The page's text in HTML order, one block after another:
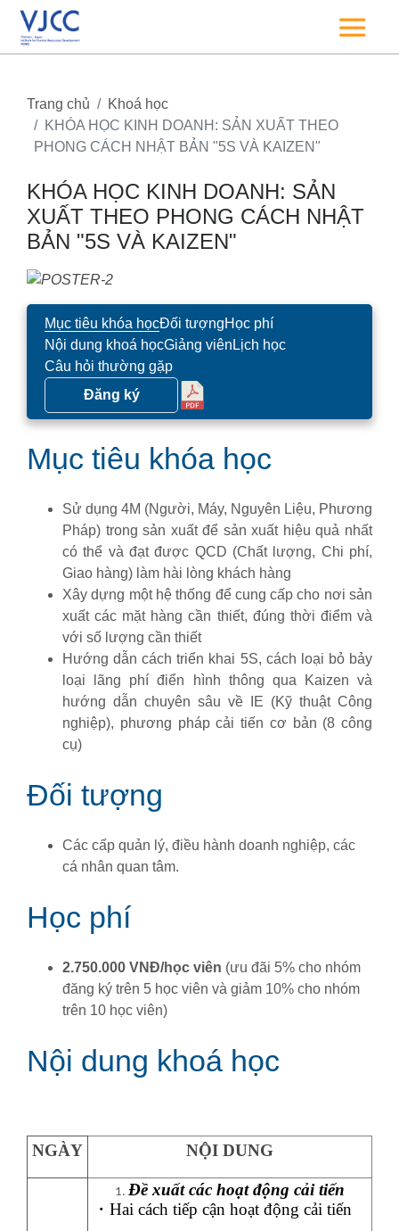
Trang chủ
Khoá học
KHÓA HỌC KINH DOANH: SẢN XUẤT THEO
PHONG CÁCH NHẬT BẢN "5S VÀ KAIZEN"
KHÓA HỌC KINH DOANH: SẢN
XUẤT THEO PHONG CÁCH NHẬT
BẢN "5S VÀ KAIZEN"
Mục tiêu khóa họcĐối tượngHọc phí
Nội dung khoá họcGiảng viên Lịch học
Câu hỏi thường gặp
Đăng ký
Mục tiêu khóa học
Sử dụng 4M (Người, Máy, Nguyên Liệu, Phương
Pháp) trong sản xuất để sản xuất hiệu quả nhất
có thể và đạt được QCD (Chất lượng, Chi phí,
Giao hàng) làm hài lòng khách hàng
Xây dựng một hệ thống để cung cấp cho nơi sản
xuất các mặt hàng cần thiết, đúng thời điểm và
với số lượng cần thiết
Hướng dẫn cách triển khai 5S, cách loại bỏ bảy
loại lãng phí điển hình thông qua Kaizen và
hướng dẫn chuyên sâu về IE (Kỹ thuật Công
nghiệp), phương pháp cải tiến cơ bản (8 công
cụ)
Đối tượng
Các cấp quản lý, điều hành doanh nghiệp, các
cá nhân quan tâm.
Học phí
2.750.000 VNĐ/học viên (ưu đãi 5% cho nhóm
đăng ký trên 5 học viên và giảm 10% cho nhóm
trên 10 học viên)
Nội dung khoá học
NGÀY NỘI DUNG
Đề xuất các hoạt động cải tiến
・ Hai cách tiếp cận hoạt động cải tiến